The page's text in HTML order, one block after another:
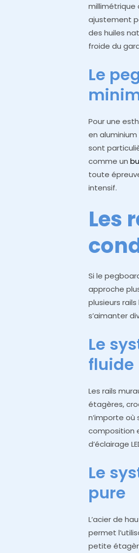
millimétrique
ajustement
des huiles
froide du
Le
Pour une
en
sont
comme un
toute
intensif.
Les
Si le
approche
plusieurs
s’aimanter
Le
fluide
Les rails
étagères,
n’importe
composition
d’éclairage
Le
pure
L’acier de
permet
petite